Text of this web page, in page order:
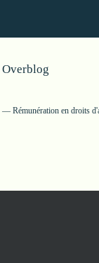
Overblog
Rémunération en droits